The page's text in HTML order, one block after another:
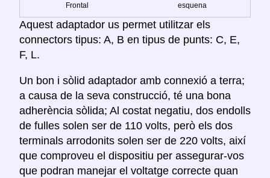
Frontal esquena
Aquest adaptador us permet utilitzar els
connectors tipus: A, B en tipus de punts: C, E,
F, L.
Un bon i sòlid adaptador amb connexió a terra;
a causa de la seva construcció, té una bona
adherència sòlida; Al costat negatiu, dos endolls
de fulles solen ser de 110 volts, però els dos
terminals arrodonits solen ser de 220 volts, així
que comproveu el dispositiu per assegurar-vos
que podran manejar el voltatge correcte quan